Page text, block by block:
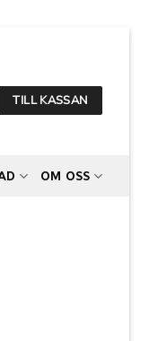
TILL KASSAN
OM OSS